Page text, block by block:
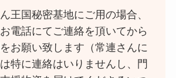
王国秘密基地にご用の場合、
電話にてご連絡を頂いてから
お願い致します（常連さんに
特に連絡はいりませんし、門